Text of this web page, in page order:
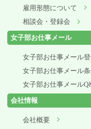
雇用形態について
相談会・登録会
女子部お仕事メール
女子部お仕事メール
女子部お仕事メール
女子部お仕事メール
会社情報
会社概要